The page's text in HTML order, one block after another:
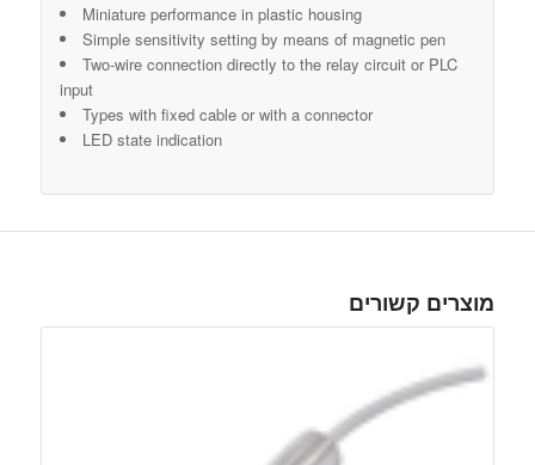
Miniature performance in plastic housing
Simple sensitivity setting by means of magnetic pen
Two-wire connection directly to the relay circuit or PLC
input
Types with fixed cable or with a connector
LED state indication
מוצרים קשורים